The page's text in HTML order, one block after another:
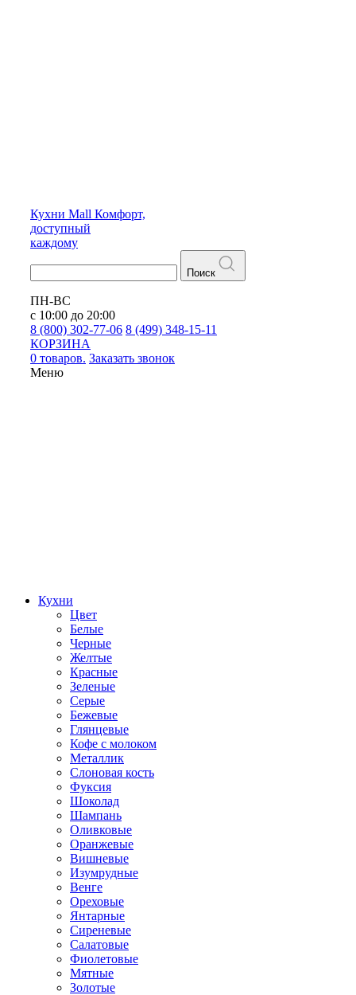
Кухни Mall Комфорт,
доступный
каждому
Поиск
ПН-ВС
с 10:00 до 20:00
8 (800) 302-77-06 8 (499) 348-15-11
КОРЗИНА
0 товаров. Заказать звонок
Меню
Кухни
Цвет
Белые
Черные
Желтые
Красные
Зеленые
Серые
Бежевые
Глянцевые
Кофе с молоком
Металлик
Слоновая кость
Фуксия
Шоколад
Шампань
Оливковые
Оранжевые
Вишневые
Изумрудные
Венге
Ореховые
Янтарные
Сиреневые
Салатовые
Фиолетовые
Мятные
Золотые